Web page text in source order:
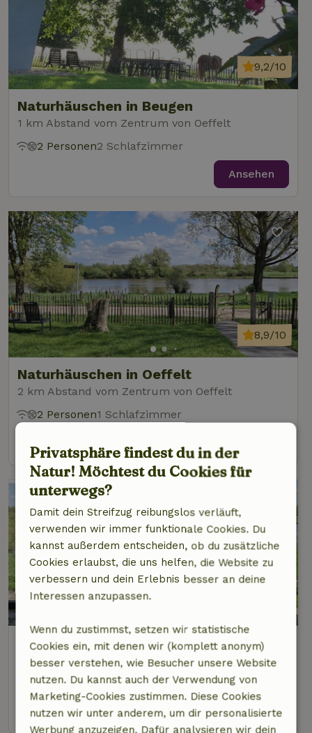
Naturhäuschen in Beugen
1 km Abstand vom Zentrum von Oeffelt
9,2/10
2 Personen2 Schlafzimmer
Ansehen
Naturhäuschen in Oeffelt
2 km Abstand vom Zentrum von Oeffelt
8,9/10
2 Personen1 Schlafzimmer
Naturhäuschen in Oeffelt
2 km Abstand vom Zentrum von Oeffelt
2 Personen1 Schlafzimmer
Ansehen
Privatsphäre findest du in der
Natur! Möchtest du Cookies für
unterwegs?
Damit dein Streifzug reibungslos verläuft,
verwenden wir immer funktionale Cookies. Du
kannst außerdem entscheiden, ob du zusätzliche
Cookies erlaubst, die uns helfen, die Website zu
verbessern und dein Erlebnis besser an deine
Interessen anzupassen.
Wenn du zustimmst, setzen wir statistische
Cookies ein, mit denen wir (komplett anonym)
besser verstehen, wie Besucher unsere Website
nutzen. Du kannst auch der Verwendung von
Marketing-Cookies zustimmen. Diese Cookies
nutzen wir unter anderem, um dir personalisierte
Werbung anzuzeigen. Dafür analysieren wir dein